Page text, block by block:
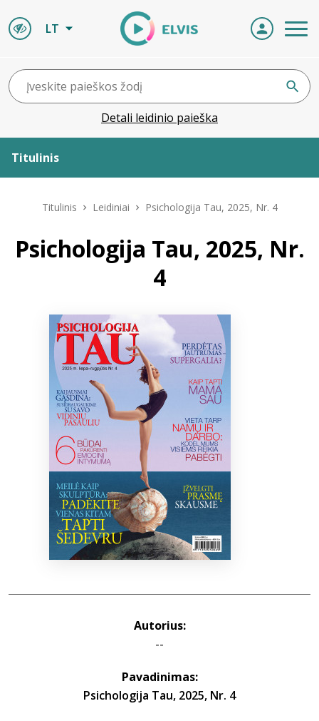
LT
Detali leidinio paieška
Titulinis
Leidiniai
Naujienos
Bibliotekoms
info@elvislab.lt
Titulinis Leidiniai Psichologija Tau, 2025, Nr. 4
Psichologija Tau, 2025, Nr.
4
Autorius:
--
Pavadinimas:
Psichologija Tau, 2025, Nr. 4